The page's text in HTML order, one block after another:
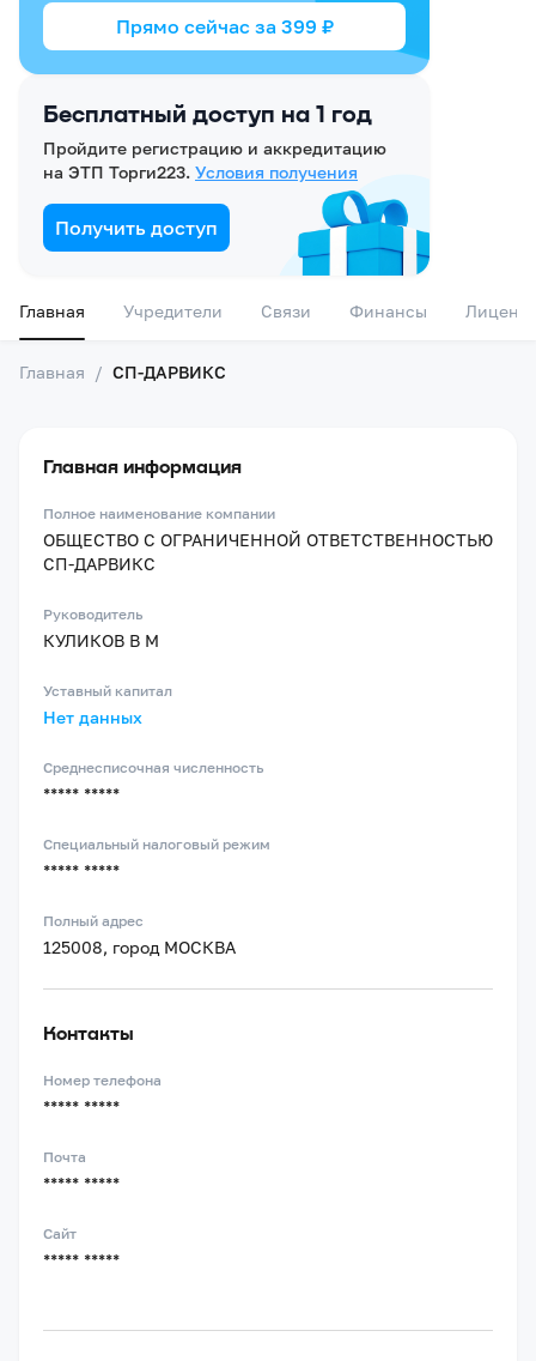
Бесплатный доступ на 1 год
Пройдите регистрацию и аккредитацию
на ЭТП Торги223. Условия получения
Получить доступ
Прямо сейчас за 399 ₽
Главная Учредители Связи Финансы
Главная / СП-ДАРВИКС
Главная информация
Полное наименование компании
ОБЩЕСТВО С ОГРАНИЧЕННОЙ ОТВЕТСТВЕННОСТЬЮ
СП-ДАРВИКС
Руководитель
КУЛИКОВ В М
Уставный капитал
Нет данных
Среднесписочная численность
***** *****
Специальный налоговый режим
***** *****
Полный адрес
125008, город МОСКВА
Контакты
Номер телефона
***** *****
Почта
***** *****
Сайт
***** *****